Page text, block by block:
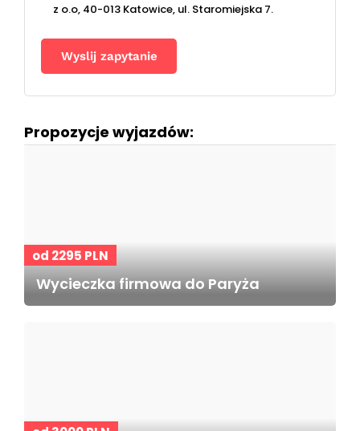
z o.o, 40-013 Katowice, ul. Staromiejska 7.
Propozycje wyjazdów:
od 2295 PLN
Wycieczka firmowa do Paryża